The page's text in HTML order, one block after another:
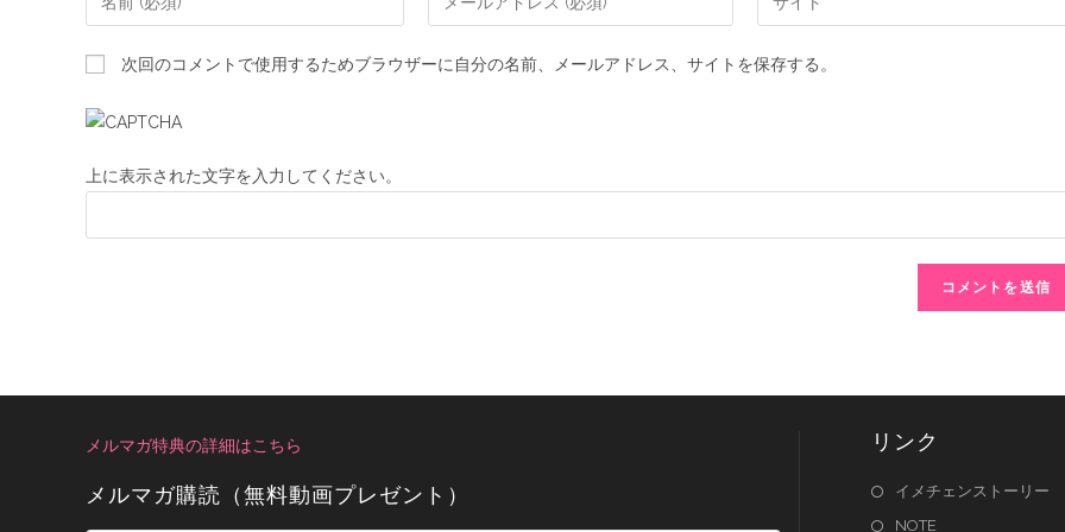
次回のコメントで使用するためブラウザーに自分の名前、メールアドレス、サイトを保存する。
上に表示された文字を入力してください。
メルマガ特典の詳細はこちら
メルマガ購読（無料動画プレゼント）
リンク
イメチェンストーリー
NOTE